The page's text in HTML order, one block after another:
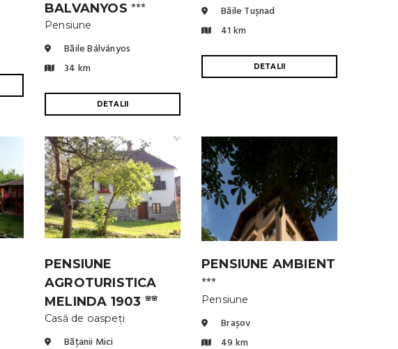
BALVANYOS ⭐⭐⭐
Pensiune
Băile Bálványos
34 km
DETALII
Băile Tușnad
41 km
DETALII
PENSIUNE
AGROTURISTICA
MELINDA 1903
🌸🌸
Casă de oaspeți
Bățanii Mici
PENSIUNE AMBIENT
⭐⭐⭐
Pensiune
Brașov
49 km